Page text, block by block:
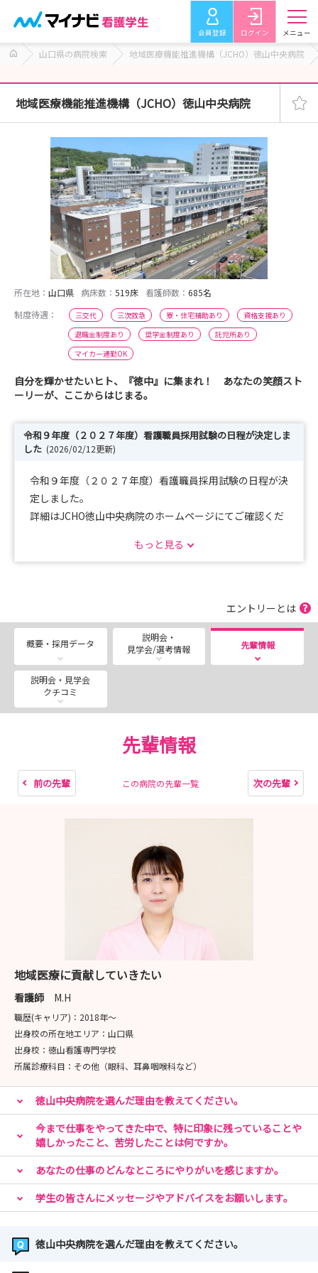
会員登録 ログイン メニュー
山口県の病院検索 地域医療機能推進機構（JCHO）徳山中央病院
地域医療機能推進機構（JCHO）徳山中央病院
所在地： 山口県 病床数： 519床 看護師数： 685名
制度待遇：
三交代 三次救急 寮・住宅補助あり
資格支援あり
退職金制度あり
奨学金制度あり
託児所あり
マイカー通勤OK
自分を輝かせたいヒト、『徳中』に集まれ！ あなたの笑顔スト
ーリーが、ここからはじまる。
令和９年度（２０２７年度）看護職員採用試験の日程が決定しま
した (2026/02/12更新)
令和９年度（２０２７年度）看護職員採用試験の日程が決
定しました。
詳細はJCHO徳山中央病院のホームページにてご確認くだ
もっと見る
エントリーとは
概要・採用データ
説明会・
見学会/選考情報
先輩情報
説明会・見学会
クチコミ
先輩情報
前の先輩 この病院の先輩一覧 次の先輩
地域医療に貢献していきたい
看護師 M.H
職歴(キャリア)： 2018年〜
出身校の所在地エリア： 山口県
出身校： 徳山看護専門学校
所属診療科目： その他（眼科、耳鼻咽喉科など）
徳山中央病院を選んだ理由を教えてください。
今まで仕事をやってきた中で、特に印象に残っていることや
嬉しかったこと、苦労したことは何ですか。
あなたの仕事のどんなところにやりがいを感じますか。
学生の皆さんにメッセージやアドバイスをお願いします。
徳山中央病院を選んだ理由を教えてください。